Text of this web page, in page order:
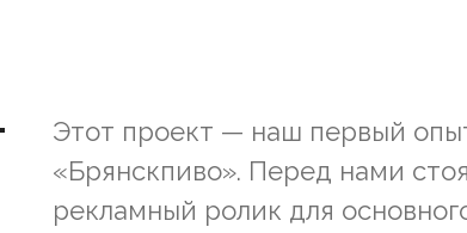
Этот проект — наш первый
«Брянскпиво». Перед нами
рекламный ролик для